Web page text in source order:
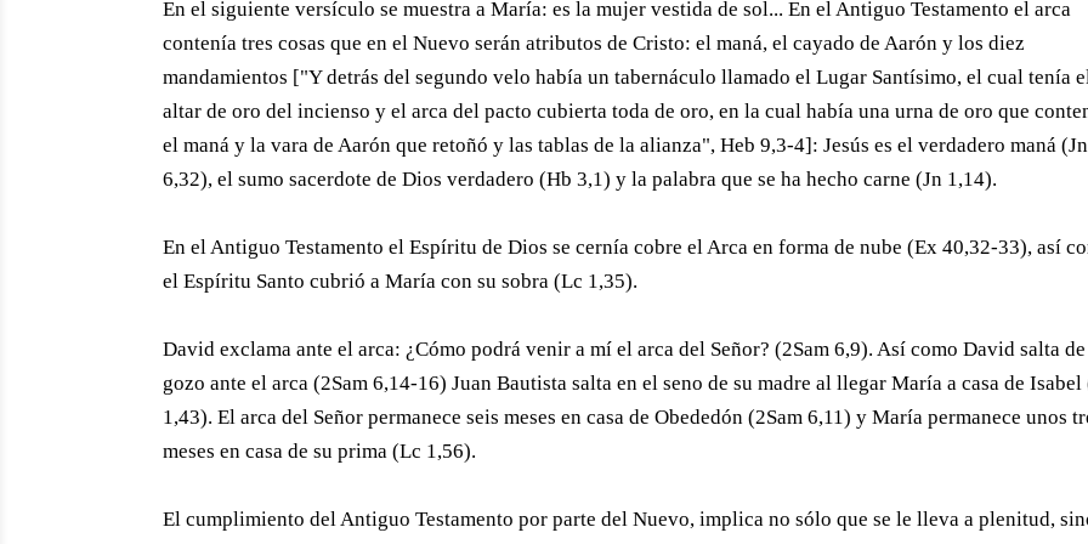
En el siguiente versículo se muestra a María: es la mujer vestida de sol... En el Antiguo Testamento el arca
contenía tres cosas que en el Nuevo serán atributos de Cristo: el maná, el cayado de Aarón y los diez
mandamientos ["Y detrás del segundo velo había un tabernáculo llamado el Lugar Santísimo, el cual tenía
altar de oro del incienso y el arca del pacto cubierta toda de oro, en la cual había una urna de oro que
el maná y la vara de Aarón que retoñó y las tablas de la alianza", Heb 9,3-4]: Jesús es el verdadero maná (Jn
6,32), el sumo sacerdote de Dios verdadero (Hb 3,1) y la palabra que se ha hecho carne (Jn 1,14).
En el Antiguo Testamento el Espíritu de Dios se cernía cobre el Arca en forma de nube (Ex 40,32-33), así
el Espíritu Santo cubrió a María con su sobra (Lc 1,35).
David exclama ante el arca: ¿Cómo podrá venir a mí el arca del Señor? (2Sam 6,9). Así como David salta de
gozo ante el arca (2Sam 6,14-16) Juan Bautista salta en el seno de su madre al llegar María a casa de Isabel
1,43). El arca del Señor permanece seis meses en casa de Obededón (2Sam 6,11) y María permanece unos
meses en casa de su prima (Lc 1,56).
El cumplimiento del Antiguo Testamento por parte del Nuevo, implica no sólo que se le lleva a plenitud,